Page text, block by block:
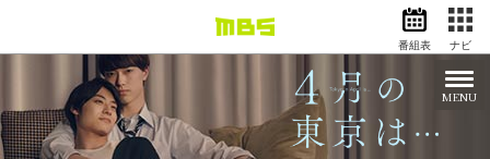
情報・報道
バラエティ
ドラマ
アニメ
番組表 ナビ
MENU